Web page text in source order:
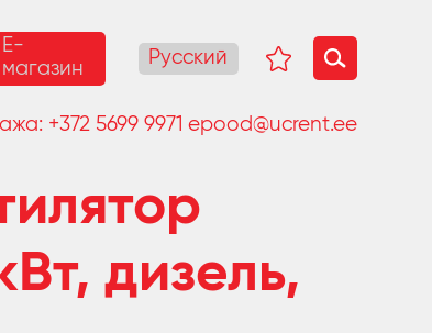
E-
магазин
Русский
+372 5699 9971 epood@ucrent.ee
дизель,